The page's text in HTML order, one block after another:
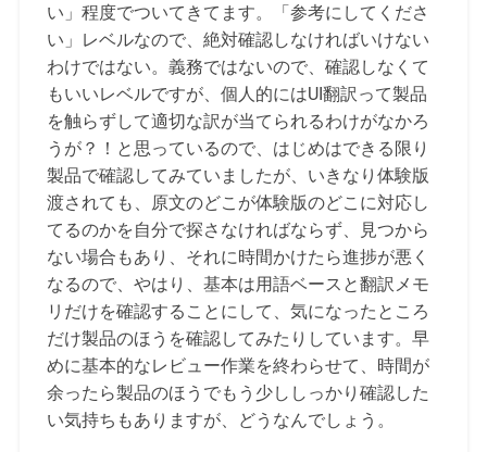
い」程度でついてきてます。「参考にしてくださ
い」レベルなので、絶対確認しなければいけない
わけではない。義務ではないので、確認しなくて
もいいレベルですが、個人的にはUI翻訳って製品
を触らずして適切な訳が当てられるわけがなかろ
うが？！と思っているので、はじめはできる限り
製品で確認してみていましたが、いきなり体験版
渡されても、原文のどこが体験版のどこに対応し
てるのかを自分で探さなければならず、見つから
ない場合もあり、それに時間かけたら進捗が悪く
なるので、やはり、基本は用語ベースと翻訳メモ
リだけを確認することにして、気になったところ
だけ製品のほうを確認してみたりしています。早
めに基本的なレビュー作業を終わらせて、時間が
余ったら製品のほうでもう少ししっかり確認した
い気持ちもありますが、どうなんでしょう。